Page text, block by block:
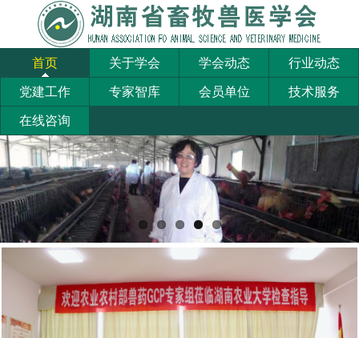
首页 关于学会 学会动态 行业动态
党建工作 专家智库 会员单位 技术服务
在线咨询